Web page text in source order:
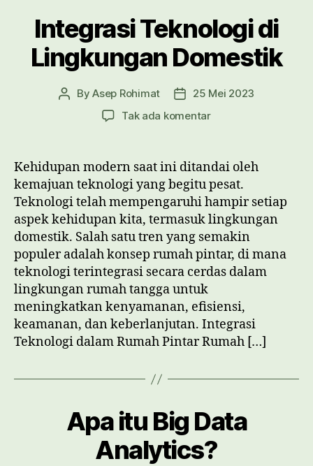
Integrasi Teknologi di
Lingkungan Domestik
PostByAsep Rohimat
Post
date
25 Mei 2023
Tak ada komentarpada
di
Domestik
Kehidupan modern saat ini ditandai oleh
kemajuan teknologi yang begitu pesat.
Teknologi telah mempengaruhi hampir setiap
aspek kehidupan kita, termasuk lingkungan
domestik. Salah satu tren yang semakin
populer adalah konsep rumah pintar, di mana
teknologi terintegrasi secara cerdas dalam
lingkungan rumah tangga untuk
meningkatkan kenyamanan, efisiensi,
keamanan, dan keberlanjutan. Integrasi
Teknologi dalam Rumah Pintar Rumah […]
Apa itu Big Data
Analytics?